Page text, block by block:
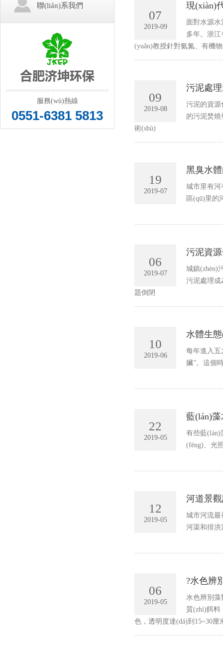
聯(lián)系我們
服務(wù)熱線
0551-6381 5813
07
2019-09
現(xiàn)
面對水源水
多年。浙
(yuǎn)教授針對氨氮、有機
09
2019-08
污泥處
污泥的資源
的污泥焚燒
術(shù)
19
2019-07
黑臭水
城市里有河
區(qū)里的
06
2019-07
污泥資
城鎮(zhèn)
污泥處理成
題倒閉
10
2019-06
水體生
每年進入五
臟”。這
22
2019-05
藍(lán)
有些藍(lán)
(fēng)
12
2019-05
河道景觀
城市河流最
河渠和排洪
06
2019-05
?水色辨
水色辨別藻
質(zhì)餌料
色，透明度達(dá)到15~30厘